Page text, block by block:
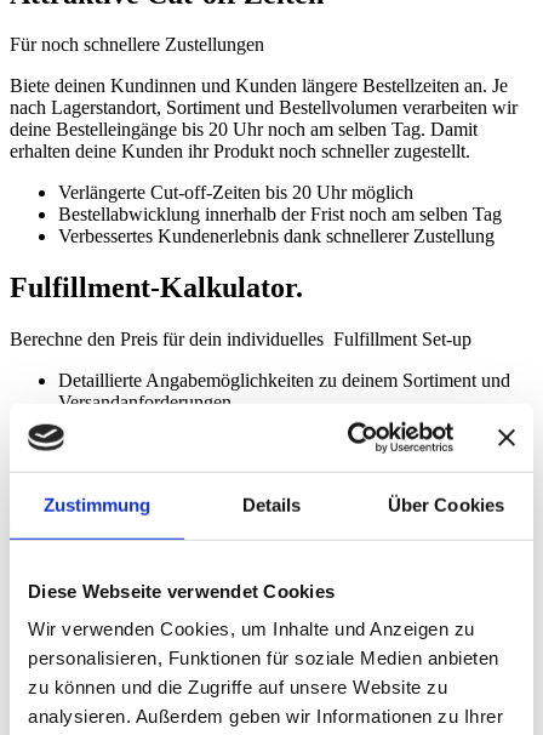
Zustimmung Details Über Cookies
Diese Webseite verwendet Cookies
Wir verwenden Cookies, um Inhalte und Anzeigen zu
personalisieren, Funktionen für soziale Medien anbieten
zu können und die Zugriffe auf unsere Website zu
analysieren. Außerdem geben wir Informationen zu Ihrer
Für noch schnellere Zustellungen
Biete deinen Kundinnen und Kunden längere Bestellzeiten an. Je
nach Lagerstandort, Sortiment und Bestellvolumen verarbeiten wir
deine Bestelleingänge bis 20 Uhr noch am selben Tag. Damit
erhalten deine Kunden ihr Produkt noch schneller zugestellt.
Verlängerte Cut-off-Zeiten bis 20 Uhr möglich
Bestellabwicklung innerhalb der Frist noch am selben Tag
Verbessertes Kundenerlebnis dank schnellerer Zustellung
Fulfillment-Kalkulator.
Berechne den Preis für dein individuelles Fulfillment Set-up
Detaillierte Angabemöglichkeiten zu deinem Sortiment und
Versandanforderungen
100% unverbindliche und kostenlose Preisberechnung auf
Basis deiner Angaben
Erhalte eine sofortige Preisschätzung für dein individuelles